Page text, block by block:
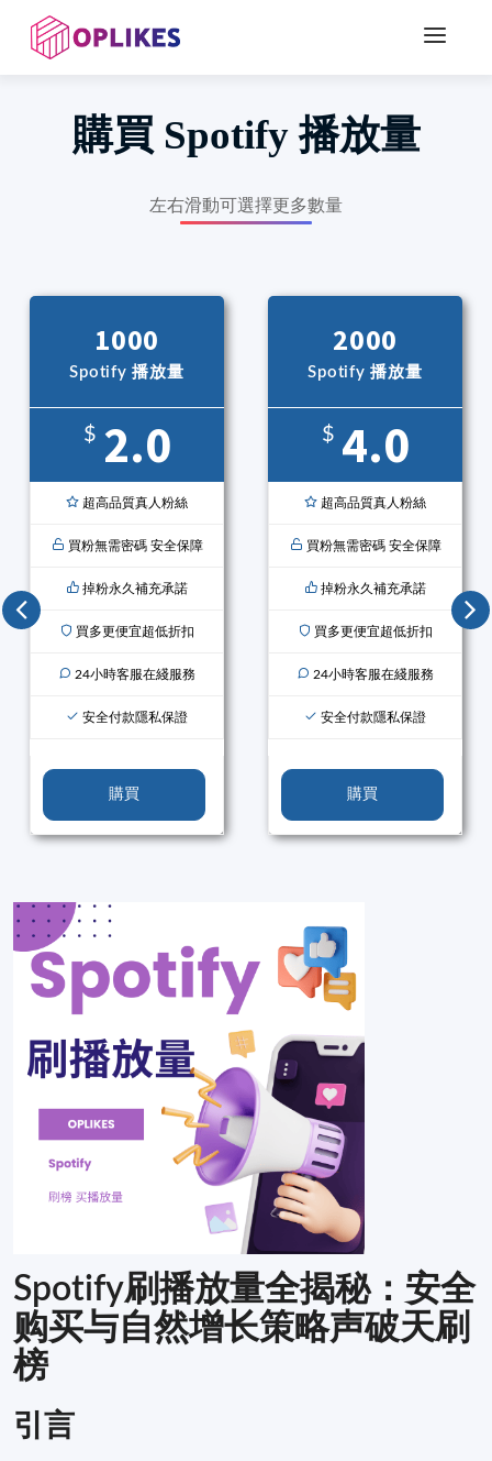
購買 Spotify 播放量
左右滑動可選擇更多數量
1000
Spotify 播放量
$ 2.0
超高品質真人粉絲
買粉無需密碼 安全保障
掉粉永久補充承諾
買多更便宜超低折扣
24小時客服在綫服務
安全付款隱私保證
購買
2000
Spotify 播放量
$ 4.0
超高品質真人粉絲
買粉無需密碼 安全保障
掉粉永久補充承諾
買多更便宜超低折扣
24小時客服在綫服務
安全付款隱私保證
購買
Spotify刷播放量全揭秘：安全
购买与自然增长策略声破天刷
榜
引言